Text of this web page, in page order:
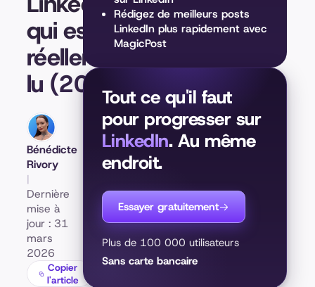
qui est
réellement
lu (2026)
Bénédicte
Rivory
|
Dernière
mise à
jour : 31
mars
2026
Copier
l'article
Rédigez de meilleurs posts
LinkedIn plus rapidement avec
MagicPost
Tout ce qu'il faut
pour progresser sur
LinkedIn. Au même
endroit.
Essayer gratuitement
Plus de 100 000 utilisateurs
Sans carte bancaire